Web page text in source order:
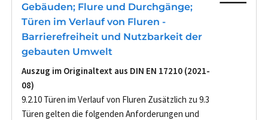
Gebäuden; Flure und Durchgänge;
Türen im Verlauf von Fluren -
Barrierefreiheit und Nutzbarkeit der
gebauten Umwelt
Auszug im Originaltext aus DIN EN 17210 (2021-
08)
9.2.10 Türen im Verlauf von Fluren Zusätzlich zu 9.3
Türen gelten die folgenden Anforderungen und